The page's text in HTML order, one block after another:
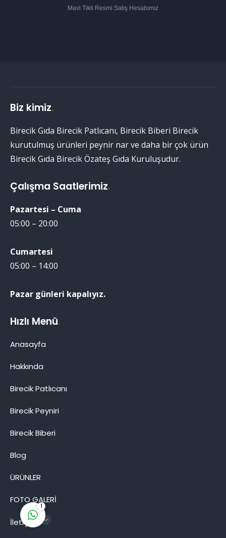
Mavi Tikli Resmi Satış Hesabımız
Biz kimiz.
Birecik Gıda Birecik Patlıcanı, Birecik Biberi Birecik
kurutulmuş ürünleri peynir nar ve daha bir çok ürün
Birecik Gıda Birecik Özateş Gıda Kuruluşudur.
Çalışma Saatlerimiz.
Pazartesi – Cuma
05:00 – 20:00
Cumartesi
05:00 – 14:00
Pazar günleri kapalıyız.
Hızlı Menü.
Anasayfa
Hakkında
Birecik Patlıcanı
Birecik Peyniri
Birecik Biberi
Blog
ÜRÜNLER
FOTO GALERİ
İletişim
1